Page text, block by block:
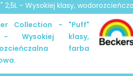
- Wysokiej klasy,
Collection - "Puff"
Wysokiej klasy,
farba